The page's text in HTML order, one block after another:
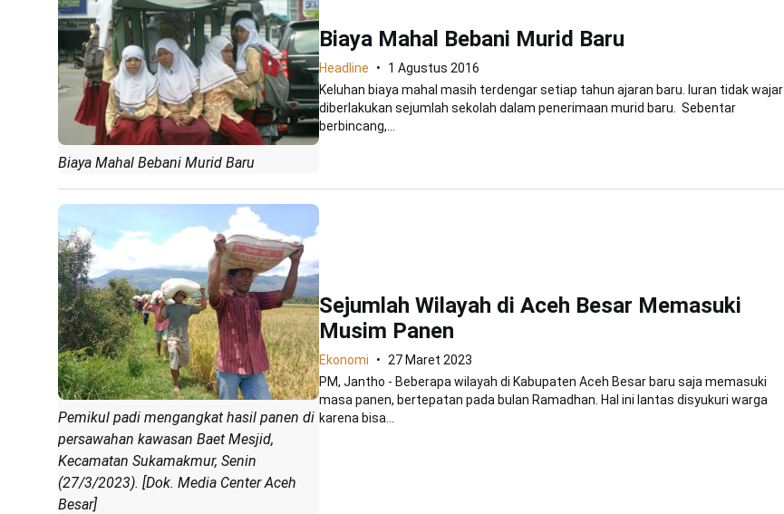
Biaya Mahal Bebani Murid Baru
Biaya Mahal Bebani Murid Baru
Headline
1 Agustus 2016
Keluhan biaya mahal masih terdengar setiap tahun ajaran baru. Iuran tidak wajar
diberlakukan sejumlah sekolah dalam penerimaan murid baru. Sebentar
berbincang,...
Pemikul padi mengangkat hasil panen di
persawahan kawasan Baet Mesjid,
Kecamatan Sukamakmur, Senin
(27/3/2023). [Dok. Media Center Aceh
Besar]
Sejumlah Wilayah di Aceh Besar Memasuki
Musim Panen
Ekonomi
27 Maret 2023
PM, Jantho - Beberapa wilayah di Kabupaten Aceh Besar baru saja memasuki
masa panen, bertepatan pada bulan Ramadhan. Hal ini lantas disyukuri warga
karena bisa...